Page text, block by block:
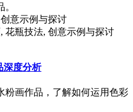
花瓶技法, 创意示例与探讨
深度分析
粉画作品，了解如何运用色彩